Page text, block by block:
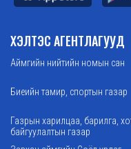
ХЭЛТЭС АГЕНТЛАГУУД
Аймгийн нийтийн номын сан
Биеийн тамир, спортын газар
Газрын харилцаа, барилга,
байгуулалтын газар